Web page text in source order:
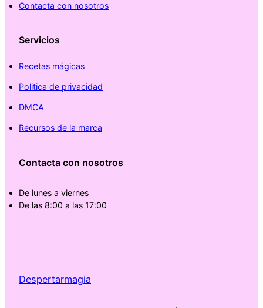
Contacta con nosotros
Servicios
Recetas mágicas
Politica de privacidad
DMCA
Recursos de la marca
Contacta con nosotros
De lunes a viernes
De las 8:00 a las 17:00
Despertarmagia